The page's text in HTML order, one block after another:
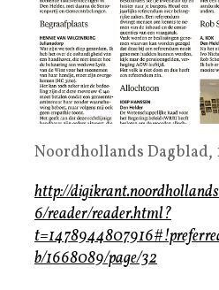
Noordhollands Dagblad,
http://
6/reader/reader.html?
b/1668089/page/32